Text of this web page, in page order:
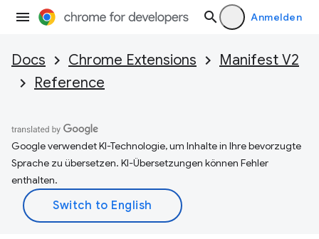
Anmelden
Docs Chrome Extensions
Manifest V2
Reference
Google verwendet KI-Technologie, um Inhalte in Ihre bevorzugte
Sprache zu übersetzen. KI-Übersetzungen können Fehler
enthalten.